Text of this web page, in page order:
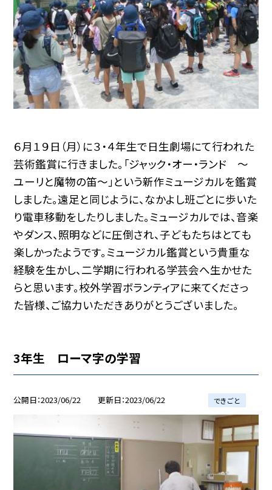
６月１９日（月）に３・４年生で日生劇場にて行われた
芸術鑑賞に行きました。「ジャック・オー・ランド 〜
ユーリと魔物の笛〜」という新作ミュージカルを鑑賞
しました。遠足と同じように、なかよし班ごとに歩いた
り電車移動をしたりしました。ミュージカルでは、音楽
やダンス、照明などに圧倒され、子どもたちはとても
楽しかったようです。ミュージカル鑑賞という貴重な
経験を生かし、二学期に行われる学芸会へ生かせた
らと思います。校外学習ボランティアに来てくださっ
た皆様、ご協力いただきありがとうございました。
3年生 ローマ字の学習
公開日 2023/06/22 更新日 2023/06/22 できごと